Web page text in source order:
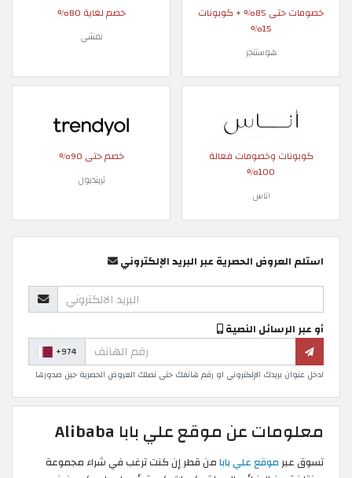
خصومات حتى 85% + كوبونات
15%
هوستنجر
خصم لغاية 80%
نمشي
كوبونات وخصومات فعالة
100%
اناس
خصم حتى 90%
ترينديول
استلم العروض الحصرية عبر البريد الإلكتروني
أو عبر الرسائل النصية
+974
ادخل عنوان بريدك الإلكتروني او رقم هاتفك حتى تصلك العروض الحصرية حين صدورها
معلومات عن موقع علي بابا Alibaba
تسوق عبرموقع علي بابامن قطر إن كنت ترغب في شراء مجموعة